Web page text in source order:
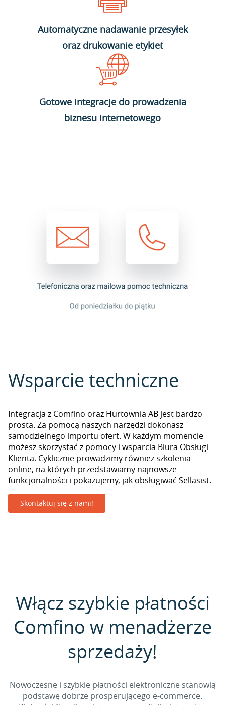
Automatyczne nadawanie przesyłek
oraz drukowanie etykiet
Gotowe integracje do prowadzenia
biznesu internetowego
Wsparcie techniczne
Integracja z Comfino oraz Hurtownia AB jest bardzo
prosta. Za pomocą naszych narzędzi dokonasz
samodzielnego importu ofert. W każdym momencie
możesz skorzystać z pomocy i wsparcia Biura Obsługi
Klienta. Cyklicznie prowadzimy również szkolenia
online, na których przedstawiamy najnowsze
funkcjonalności i pokazujemy, jak obsługiwać Sellasist.
Skontaktuj się z nami!
Włącz szybkie płatności
Comfino w menadżerze
sprzedaży!
Nowoczesne i szybkie płatności elektroniczne stanowią
podstawę dobrze prosperującego e-commerce.